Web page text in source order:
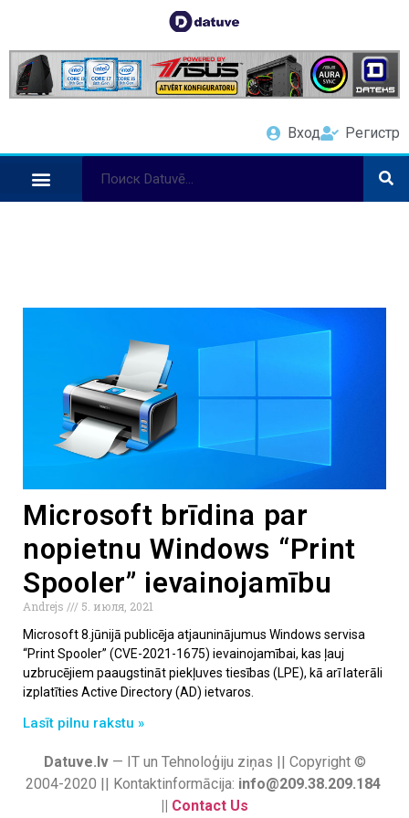
Вход Регистр
Microsoft brīdina par
nopietnu Windows “Print
Spooler” ievainojamību
Andrejs
5. июля, 2021
Microsoft 8.jūnijā publicēja atjauninājumus Windows servisa
“Print Spooler” (CVE-2021-1675) ievainojamībai, kas ļauj
uzbrucējiem paaugstināt piekļuves tiesības (LPE), kā arī laterāli
izplatīties Active Directory (AD) ietvaros.
Lasīt pilnu rakstu »
Datuve.lv— IT un Tehnoloģiju ziņas || Copyright ©
2004-2020 || Kontaktinformācija: info@209.38.209.184
|| Contact Us